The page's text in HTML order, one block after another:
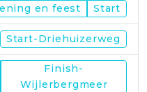
en feest Start
Start-Driehuizerweg
Finish-
Wijlerbergmeer